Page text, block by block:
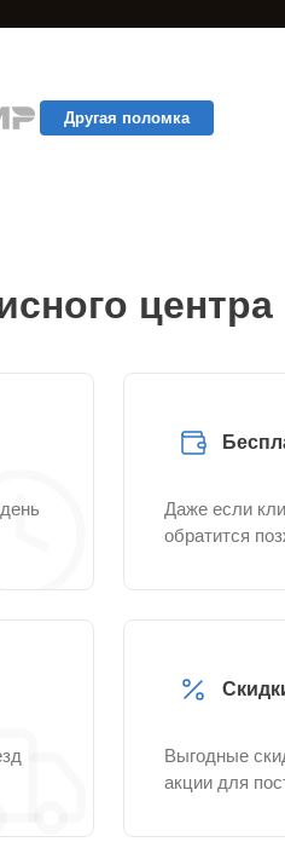
Другая поломка
центра
Даже если
обратится
Выгодные
акции для